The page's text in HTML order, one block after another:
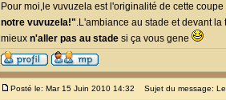
Pour moi,le vuvuzela est l'originalité de cette
notre vuvuzela!".L'ambiance au stade et devant
mieux n'aller pas au stade si ça vous gene
Posté le: Mar 15 Juin 2010 14:32 Sujet du message: